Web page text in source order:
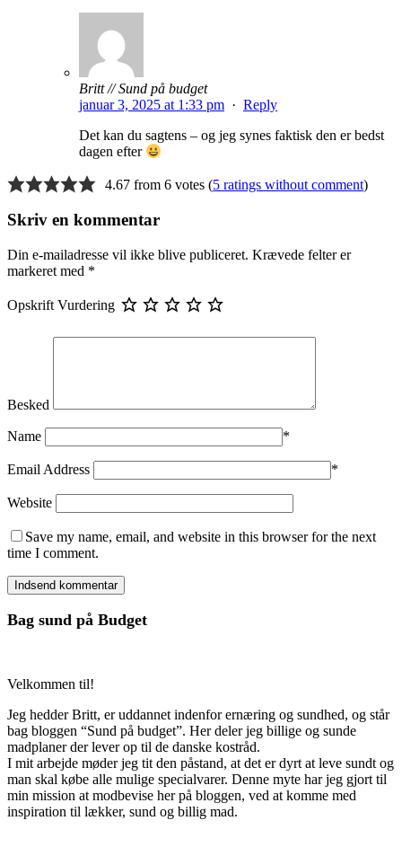
Britt // Sund på budget
januar 3, 2025 at 1:33 pm · Reply
Det kan du sagtens – og jeg synes faktisk den er bedst
dagen efter
4.67 from 6 votes (5 ratings without comment)
Skriv en kommentar
Din e-mailadresse vil ikke blive publiceret. Krævede felter er
markeret med *
Opskrift Vurdering
Besked
Name *
Email Address *
Website
Save my name, email, and website in this browser for the next
time I comment.
Bag sund på Budget
Velkommen til!
Jeg hedder Britt, er uddannet indenfor ernæring og sundhed, og står
bag bloggen “Sund på budget”. Her deler jeg billige og sunde
madplaner der lever op til de danske kostråd.
I mit arbejde møder jeg tit den påstand, at det er dyrt at leve sundt og
man skal købe alle mulige specialvarer. Denne myte har jeg gjort til
min mission at modbevise her på bloggen, ved at komme med
inspiration til lækker, sund og billig mad.